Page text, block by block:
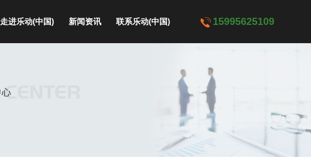
走进乐动(中国) 新闻资讯 联系乐动(中国) 15995625109